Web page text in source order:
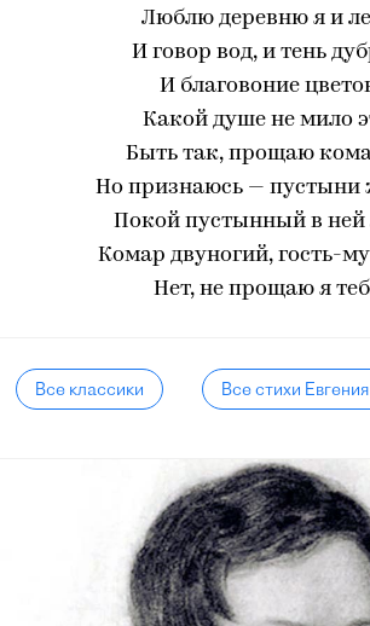
Люблю деревню я и
И говор вод, и тень
И благовоние
Какой душе не мило
Быть так, прощаю
Но признаюсь — пустыни
Покой пустынный в ней
Комар двуногий, гость-
Нет, не прощаю я
Все классики Все стихи